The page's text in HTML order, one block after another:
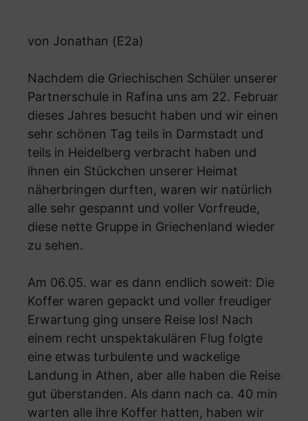
von Jonathan (E2a)
Nachdem die Griechischen Schüler unserer
Partnerschule in Rafina uns am 22. Februar
dieses Jahres besucht haben und wir einen
sehr schönen Tag teils in Darmstadt und
teils in Heidelberg verbracht haben und
ihnen ein Stückchen unserer Heimat
näherbringen durften, waren wir natürlich
alle sehr gespannt und voller Vorfreude,
diese nette Gruppe in Griechenland wieder
zu sehen.
Am 06.05. war es dann endlich soweit: Die
Koffer waren gepackt und voller freudiger
Erwartung ging unsere Reise los! Nach
einem recht unspektakulären Flug folgte
eine etwas turbulente und wackelige
Landung in Athen, aber alle haben die Reise
gut überstanden. Als dann nach ca. 40 min
warten alle ihre Koffer hatten, haben wir